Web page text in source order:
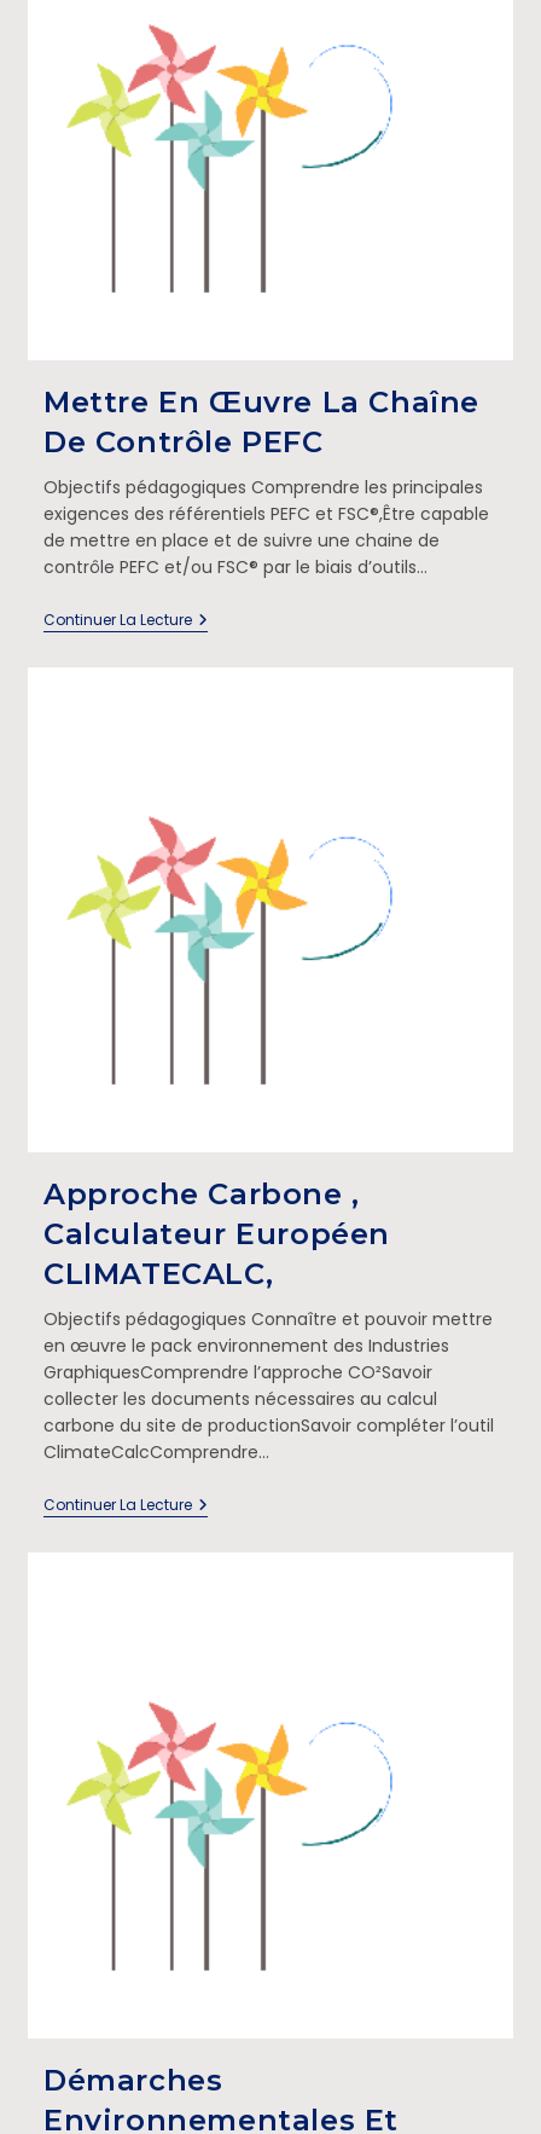
Mettre En Œuvre La Chaîne
De Contrôle PEFC
Objectifs pédagogiques Comprendre les principales
exigences des référentiels PEFC et FSC®,Être capable
de mettre en place et de suivre une chaine de
contrôle PEFC et/ou FSC® par le biais d’outils…
Continuer La Lecture
Approche Carbone ,
Calculateur Européen
CLIMATECALC,
Objectifs pédagogiques Connaître et pouvoir mettre
en œuvre le pack environnement des Industries
GraphiquesComprendre l’approche CO²Savoir
collecter les documents nécessaires au calcul
carbone du site de productionSavoir compléter l’outil
ClimateCalcComprendre…
Continuer La Lecture
Démarches
Environnementales Et